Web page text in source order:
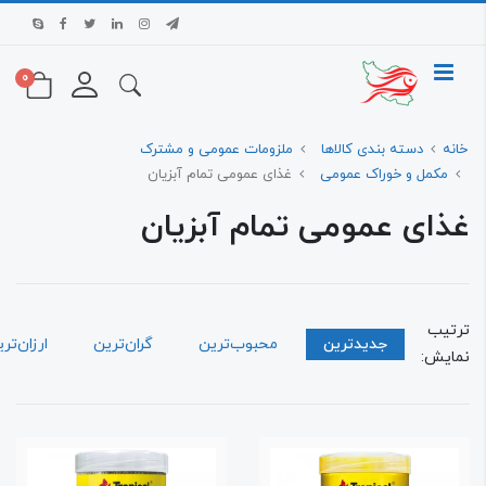
دسته بندی کالاها
ملزومات عمومی و مشترک
مکمل و خوراک عمومی
غذای عمومی تمام آبزیان
عمومی تمام آبزیان
جدیدترین محبوب‌ترین گران‌ترین ارزان‌ترین